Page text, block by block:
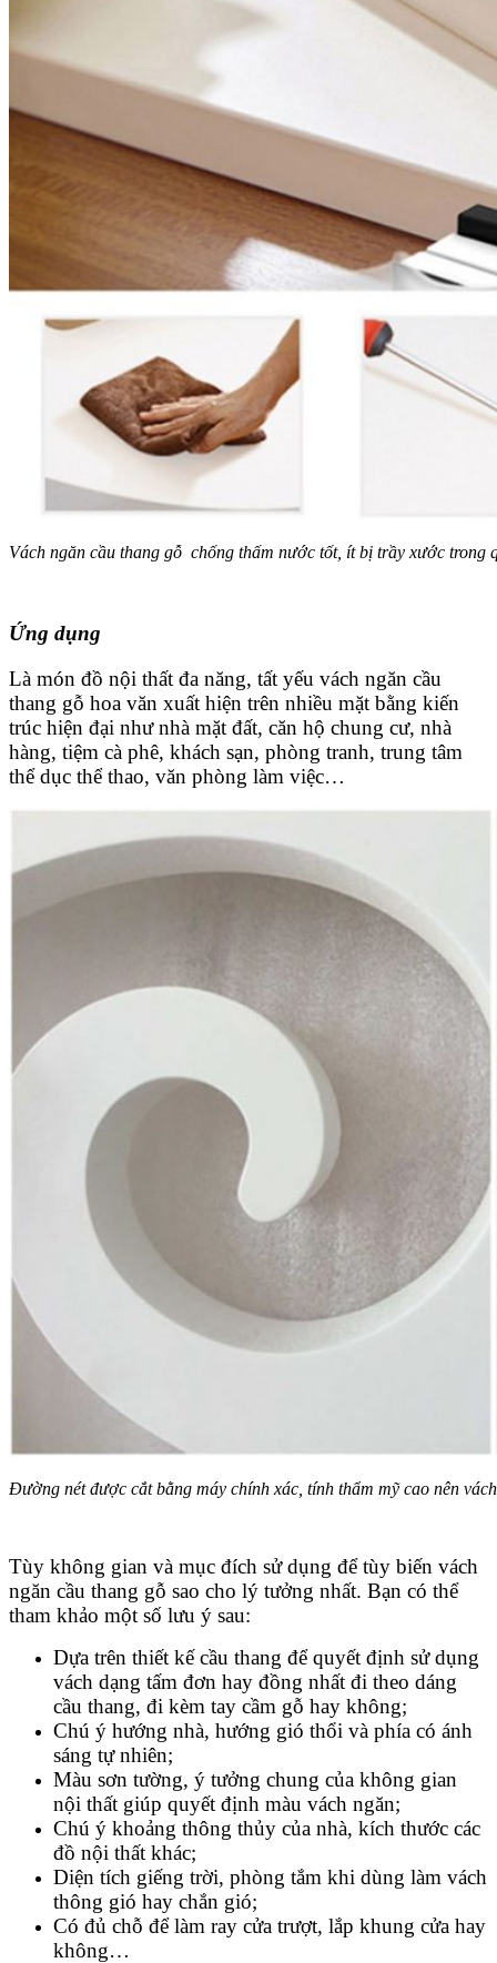
Vách ngăn cầu thang gỗ chống thấm nước tốt, ít bị trầy xước trong
Ứng dụng
Là món đồ nội thất đa năng, tất yếu vách ngăn cầu
thang gỗ hoa văn xuất hiện trên nhiều mặt bằng kiến
trúc hiện đại như nhà mặt đất, căn hộ chung cư, nhà
hàng, tiệm cà phê, khách sạn, phòng tranh, trung tâm
thể dục thể thao, văn phòng làm việc…
Đường nét được cắt bằng máy chính xác, tính thẩm mỹ cao nên
Tùy không gian và mục đích sử dụng để tùy biến vách
ngăn cầu thang gỗ sao cho lý tưởng nhất. Bạn có thể
tham khảo một số lưu ý sau:
Dựa trên thiết kế cầu thang để quyết định sử dụng
vách dạng tấm đơn hay đồng nhất đi theo dáng
cầu thang, đi kèm tay cầm gỗ hay không;
Chú ý hướng nhà, hướng gió thổi và phía có ánh
sáng tự nhiên;
Màu sơn tường, ý tưởng chung của không gian
nội thất giúp quyết định màu vách ngăn;
Chú ý khoảng thông thủy của nhà, kích thước các
đồ nội thất khác;
Diện tích giếng trời, phòng tắm khi dùng làm vách
thông gió hay chắn gió;
Có đủ chỗ để làm ray cửa trượt, lắp khung cửa hay
không…